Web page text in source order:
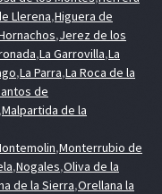
Llerena,Higuera de
,Jerez de los
,La Garrovilla,La
,La Parra,La Roca de la
de
,Malpartida de la
,Monterrubio de
,Nogales,Oliva de la
de la Sierra,Orellana la